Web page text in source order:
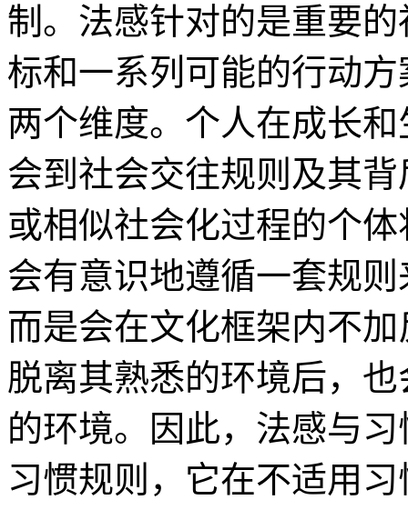
制。法感针对的是重要
标和一系列可能的行动
两个维度。个人在成长
会到社会交往规则及其
或相似社会化过程的个
会有意识地遵循一套规
而是会在文化框架内不
脱离其熟悉的环境后，
的环境。因此，法感与
习惯规则，它在不适用